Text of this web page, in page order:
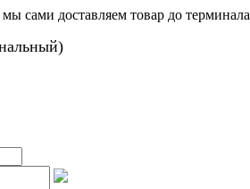
сами доставляем товар до